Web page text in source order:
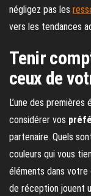
négligez pas les
vers les tendances
Tenir
ceux de
L’une des
considérer vos
partenaire. Quels
couleurs qui vous
éléments dans votre
de réception jouent